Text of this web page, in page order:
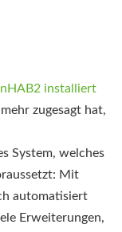
installiert
zugesagt hat,
System, welches
Mit
automatisiert
Erweiterungen,